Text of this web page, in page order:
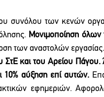
συνόλου των κενών
Μονιμοποίηση όλων
των αναστολών εργασίας.
και του Αρείου
αύξηση επί αυτών.
εφημεριών.